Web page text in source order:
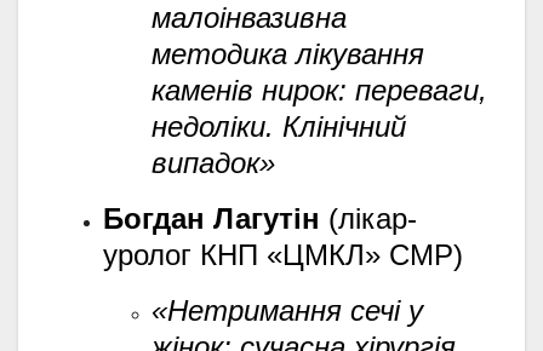
малоінвазивна
методика лікування
каменів нирок: переваги,
недоліки. Клінічний
випадок»
Богдан Лагутін (лікар-
уролог КНП «ЦМКЛ» СМР)
«Нетримання сечі у